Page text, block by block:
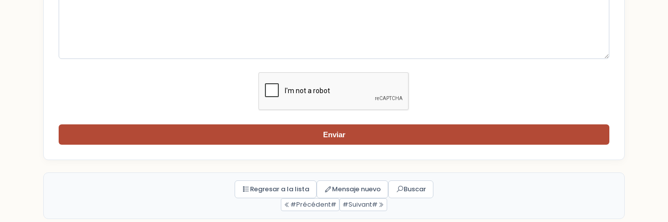
Enviar
Regresar a la lista Mensaje nuevo
Buscar
#Précédent#
#Suivant#